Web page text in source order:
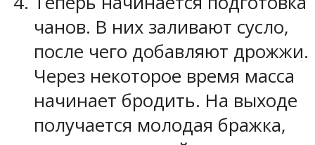
чанов. В них заливают сусло,
после чего добавляют дрожжи.
Через некоторое время масса
начинает бродить. На выходе
получается молодая бражка,